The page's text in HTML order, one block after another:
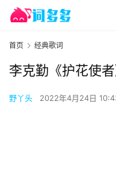
首页 经典歌词
李克勤《护花使
野丫头 2022年4月24日